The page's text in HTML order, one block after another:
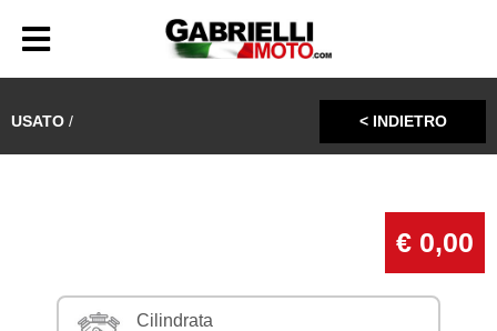
USATO / < INDIETRO
€ 0,00
Cilindrata